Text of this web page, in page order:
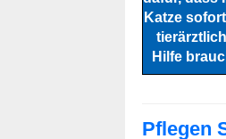
Pflegen